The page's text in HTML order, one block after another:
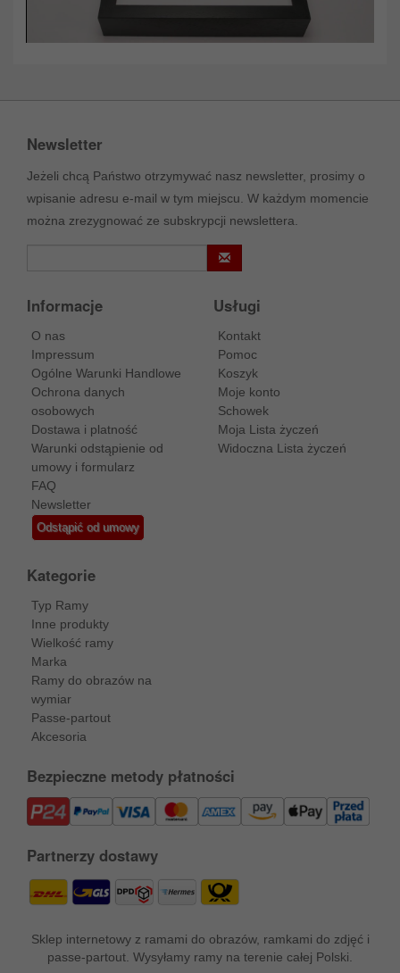
Newsletter
Jeżeli chcą Państwo otrzymywać nasz newsletter, prosimy o
wpisanie adresu e-mail w tym miejscu. W każdym momencie
można zrezygnować ze subskrypcji newslettera.
Informacje
O nas
Impressum
Ogólne Warunki Handlowe
Ochrona danych
osobowych
Dostawa i platność
Warunki odstąpienie od
umowy i formularz
FAQ
Newsletter
Odstąpić od umowy
Usługi
Kontakt
Pomoc
Koszyk
Moje konto
Schowek
Moja Lista życzeń
Widoczna Lista życzeń
Kategorie
Typ Ramy
Inne produkty
Wielkość ramy
Marka
Ramy do obrazów na
wymiar
Passe-partout
Akcesoria
Bezpieczne metody płatności
Partnerzy dostawy
Sklep internetowy z ramami do obrazów, ramkami do zdjęć i
passe-partout. Wysyłamy ramy na terenie całej Polski.